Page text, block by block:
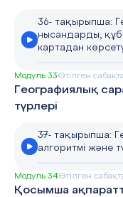
36- тақырыпша:
нысандарды,
картадан
Модуль 33Өтілген
Географиялық
түрлері
37- тақырыпша:
алгоритмі және
Модуль 34Өтілген
Қосымша